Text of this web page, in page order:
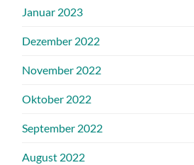
Januar 2023
Dezember 2022
November 2022
Oktober 2022
September 2022
August 2022